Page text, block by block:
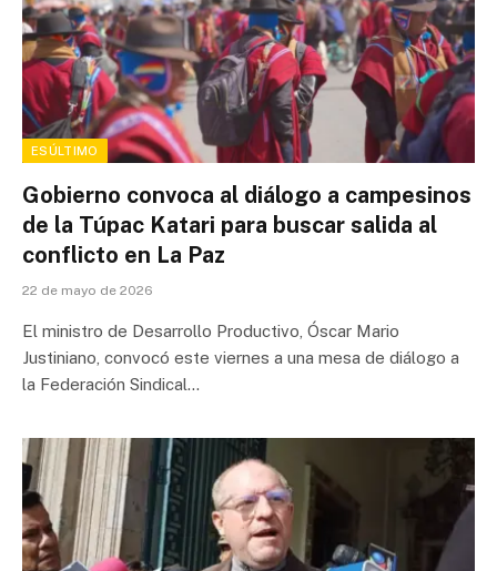
ESÚLTIMO
Gobierno convoca al diálogo a campesinos
de la Túpac Katari para buscar salida al
conflicto en La Paz
22 de mayo de 2026
El ministro de Desarrollo Productivo, Óscar Mario
Justiniano, convocó este viernes a una mesa de diálogo a
la Federación Sindical…